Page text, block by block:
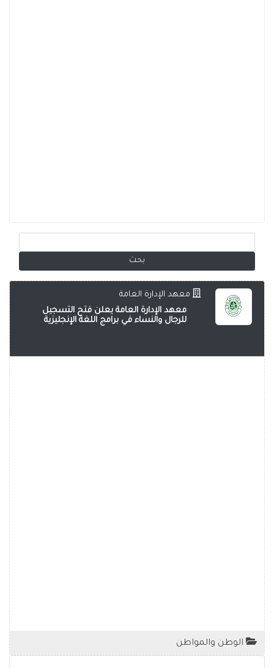
معهد الإدارة العامة
معهد الإدارة العامة يعلن فتح التسجيل
للرجال والنساء في برامج اللغة الإنجليزية
الوطن والمواطن